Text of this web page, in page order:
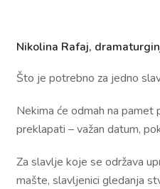
Nikolina Rafaj,
Što je potrebno za jedno
Nekima će odmah na pamet
preklapati – važan datum,
Za slavlje koje se održava
mašte, slavljenici gledanja